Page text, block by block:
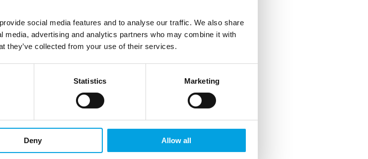
social media features and to analyse our traffic. We also share
media, advertising and analytics partners who may combine it with
they’ve collected from your use of their services.
Statistics Marketing
Deny Allow all